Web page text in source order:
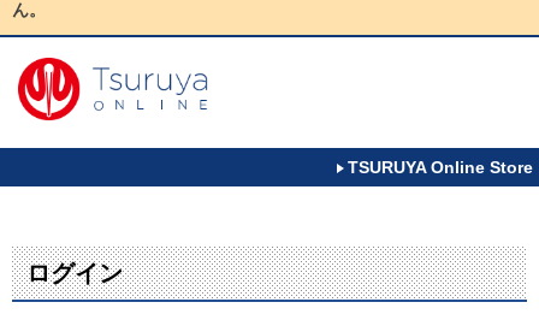
ん。
TSURUYA Online Store
ログイン